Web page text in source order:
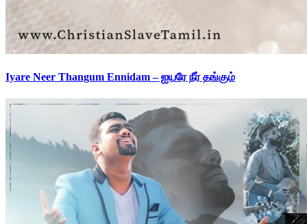
Iyare Neer Thangum Ennidam – ஐயரே நீர் தங்கும்